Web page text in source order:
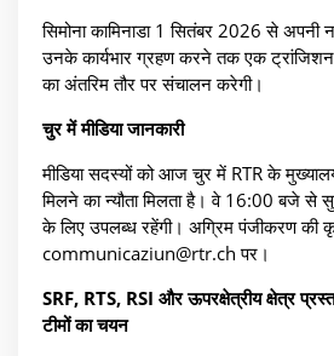
सिमोना कामिनाडा 1 सितंबर 2026 से
उनके कार्यभार ग्रहण करने तक एक ट्रांजिशन
का अंतरिम तौर पर संचालन करेगी।
चुर में मीडिया जानकारी
मीडिया सदस्यों को आज चुर में RTR के
मिलने का न्यौता मिलता है। वे 16:00 बजे से
के लिए उपलब्ध रहेंगी। अग्रिम पंजीकरण की
communicaziun@rtr.ch पर।
SRF, RTS, RSI और ऊपरक्षेत्रीय क्षेत्र
टीमों का चयन